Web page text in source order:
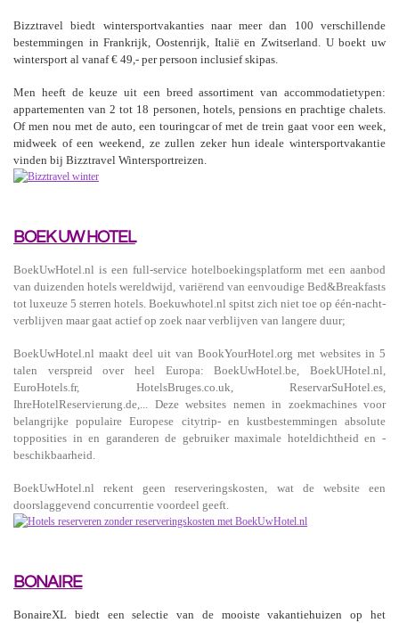
Bizztravel biedt wintersportvakanties naar meer dan 100 verschillende
bestemmingen in Frankrijk, Oostenrijk, Italië en Zwitserland. U boekt uw
wintersport al vanaf € 49,- per persoon inclusief skipas.
Men heeft de keuze uit een breed assortiment van accommodatietypen:
appartementen van 2 tot 18 personen, hotels, pensions en prachtige chalets.
Of men nou met de auto, een touringcar of met de trein gaat voor een week,
midweek of een weekend, ze zullen zeker hun ideale wintersportvakantie
vinden bij Bizztravel Wintersportreizen.
BOEK UW HOTEL
BoekUwHotel.nl is een full-service hotelboekingsplatform met een aanbod
van duizenden hotels wereldwijd, variërend van eenvoudige Bed&Breakfasts
tot luxeuze 5 sterren hotels. Boekuwhotel.nl spitst zich niet toe op één-nacht-
verblijven maar gaat actief op zoek naar verblijven van langere duur;
BoekUwHotel.nl maakt deel uit van BookYourHotel.org met websites in 5
talen verspreid over heel Europa: BoekUwHotel.be, BoekUHotel.nl,
EuroHotels.fr, HotelsBruges.co.uk, ReservarSuHotel.es,
IhreHotelReservierung.de,... Deze websites nemen in zoekmachines voor
belangrijke populaire Europese citytrip- en kustbestemmingen absolute
topposities in en garanderen de gebruiker maximale hoteldichtheid en -
beschikbaarheid.
BoekUwHotel.nl rekent geen reserveringskosten, wat de website een
doorslaggevend concurrentie voordeel geeft.
BONAIRE
BonaireXL biedt een selectie van de mooiste vakantiehuizen op het